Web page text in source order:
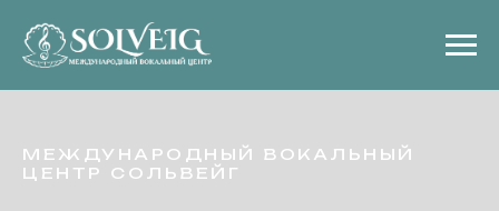
МЕЖДУНАРОДНЫЙ ВОКАЛЬНЫЙ
ЦЕНТР СОЛЬВЕЙГ